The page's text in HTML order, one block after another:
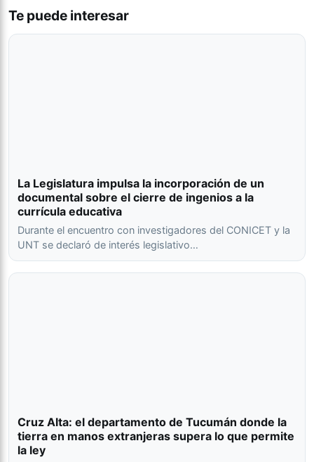
Te puede interesar
La Legislatura impulsa la incorporación de un
documental sobre el cierre de ingenios a la
currícula educativa
Durante el encuentro con investigadores del CONICET y la
UNT se declaró de interés legislativo…
Cruz Alta: el departamento de Tucumán donde la
tierra en manos extranjeras supera lo que permite
la ley